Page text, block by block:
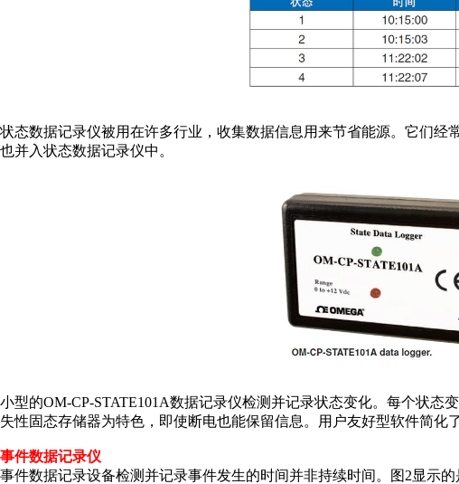
状态数据记录仪被用在许多行业，收集数据信息用来节省能源。它们
也并入状态数据记录仪中。
小型的OM-CP-STATE101A数据记录仪检测并记录状态变化。每个状态
失性固态存储器为特色，即使断电也能保留信息。用户友好型软件简化
事件数据记录仪
事件数据记录设备检测并记录事件发生的时间并非持续时间。图2显示